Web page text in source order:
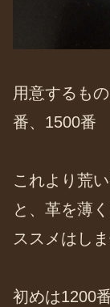
用意するも
番、1500番
これより荒
と、革を薄
ススメはしま
初めは1200